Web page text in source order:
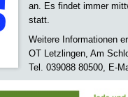
an. Es findet immer
statt.
Weitere Informationen
OT Letzlingen, Am
Tel. 039088 80500, E-